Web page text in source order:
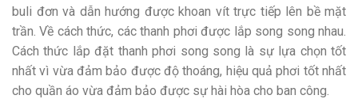
buli đơn và dẫn hướng được khoan vít trực tiếp lên bề mặt
trần. Về cách thức, các thanh phơi được lắp song song nhau.
Cách thức lắp đặt thanh phơi song song là sự lựa chọn tốt
nhất vì vừa đảm bảo được độ thoáng, hiệu quả phơi tốt nhất
cho quần áo vừa đảm bảo được sự hài hòa cho ban công.